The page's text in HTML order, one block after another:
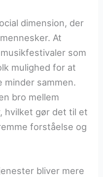
dimension, der
At
som
mulighed for at
minder sammen.
bro mellem
hvilket gør det til et
forståelse og
bliver mere